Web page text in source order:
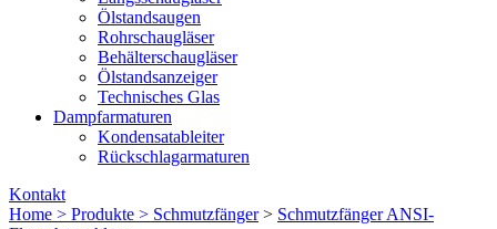
Ölstandsaugen
Rohrschaugläser
Behälterschaugläser
Ölstandsanzeiger
Technisches Glas
Dampfarmaturen
Kondensatableiter
Rückschlagarmaturen
Kontakt
Home > Produkte > Schmutzfänger> Schmutzfänger ANSI-